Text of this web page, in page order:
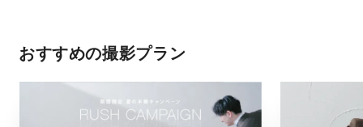
おすすめの撮影プラン